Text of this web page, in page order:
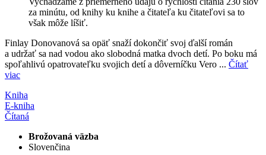
za minútu, od knihy ku knihe a čitateľa ku čitateľovi sa to
však môže líšiť.
Finlay Donovanová sa opäť snaží dokončiť svoj ďalší román
a udržať sa nad vodou ako slobodná matka dvoch detí. Po boku má
spoľahlivú opatrovateľku svojich detí a dôverníčku Vero ... Čítať
viac
Kniha
E-kniha
Čítaná
Brožovaná väzba
Slovenčina